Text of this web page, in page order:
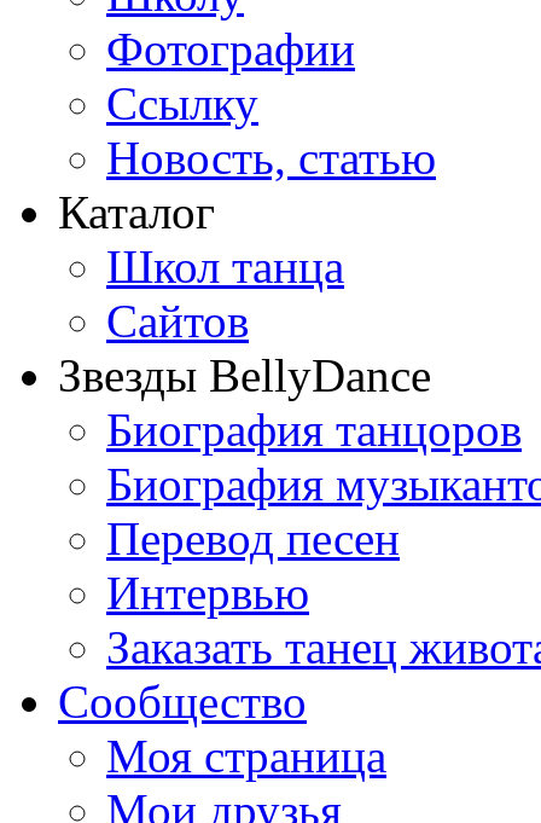
Фотографии
Ссылку
Новость, статью
Каталог
Школ танца
Сайтов
Звезды BellyDance
Биография танцоров
Биография
Перевод песен
Интервью
Заказать танец
Сообщество
Моя страница
Мои друзья